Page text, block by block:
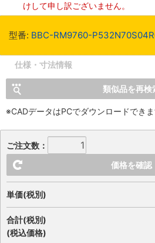
けして申し訳ございません。
型番: BBC-RM9760-
仕様・寸法情報
類似品を再検
※CADデータはPCでダウンロードでき
ご注文数：
価格を確認
単価(税別)
合計(税別)
(税込価格)